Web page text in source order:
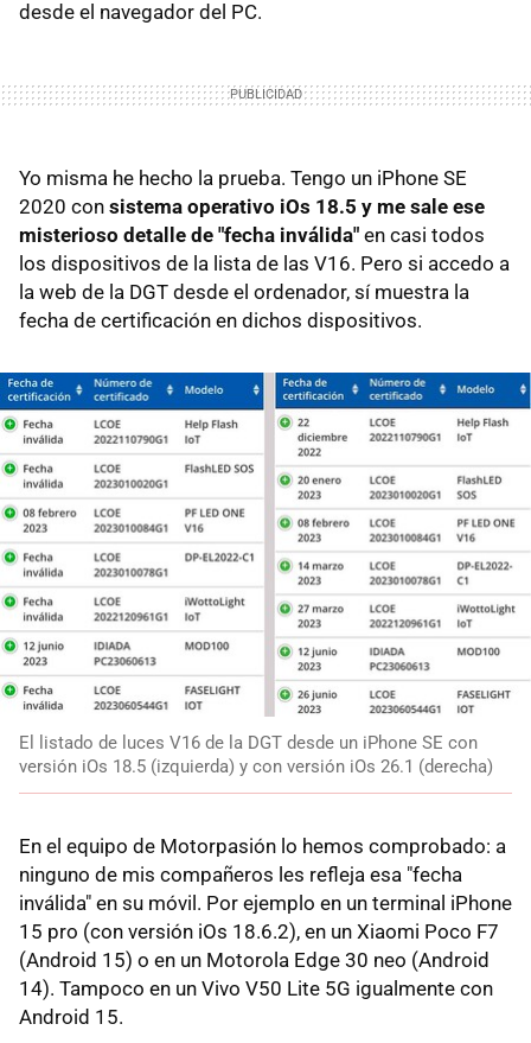
desde el navegador del PC.
Yo misma he hecho la prueba. Tengo un iPhone SE
2020 con sistema operativo iOs 18.5 y me sale ese
misterioso detalle de "fecha inválida" en casi todos
los dispositivos de la lista de las V16. Pero si accedo a
la web de la DGT desde el ordenador, sí muestra la
fecha de certificación en dichos dispositivos.
El listado de luces V16 de la DGT desde un iPhone SE con
versión iOs 18.5 (izquierda) y con versión iOs 26.1 (derecha)
En el equipo de Motorpasión lo hemos comprobado: a
ninguno de mis compañeros les refleja esa "fecha
inválida" en su móvil. Por ejemplo en un terminal iPhone
15 pro (con versión iOs 18.6.2), en un Xiaomi Poco F7
(Android 15) o en un Motorola Edge 30 neo (Android
14). Tampoco en un Vivo V50 Lite 5G igualmente con
Android 15.